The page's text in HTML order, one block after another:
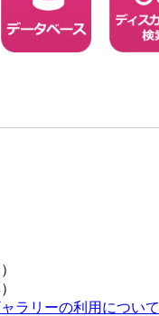
ラリーの利用について